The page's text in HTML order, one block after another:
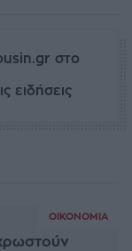
στο
ειδήσεις
ΟΙΚΟΝΟΜΊΑ